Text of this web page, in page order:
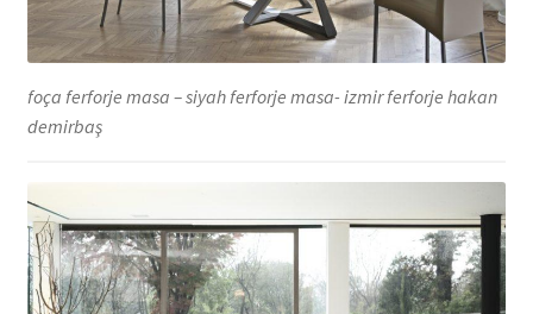
foça ferforje masa – siyah ferforje masa- izmir ferforje hakan
demirbaş